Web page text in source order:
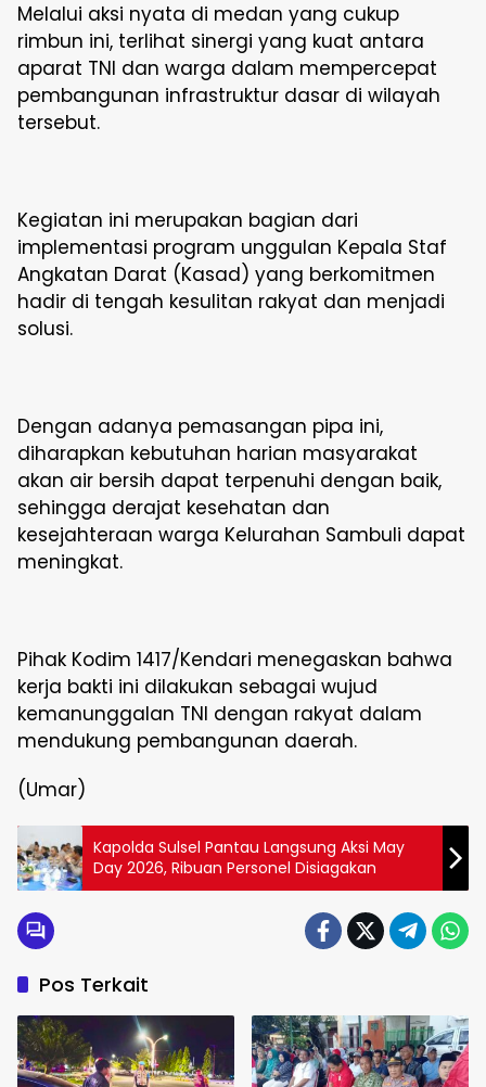
Melalui aksi nyata di medan yang cukup
rimbun ini, terlihat sinergi yang kuat antara
aparat TNI dan warga dalam mempercepat
pembangunan infrastruktur dasar di wilayah
tersebut.
Kegiatan ini merupakan bagian dari
implementasi program unggulan Kepala Staf
Angkatan Darat (Kasad) yang berkomitmen
hadir di tengah kesulitan rakyat dan menjadi
solusi.
Dengan adanya pemasangan pipa ini,
diharapkan kebutuhan harian masyarakat
akan air bersih dapat terpenuhi dengan baik,
sehingga derajat kesehatan dan
kesejahteraan warga Kelurahan Sambuli dapat
meningkat.
Pihak Kodim 1417/Kendari menegaskan bahwa
kerja bakti ini dilakukan sebagai wujud
kemanunggalan TNI dengan rakyat dalam
mendukung pembangunan daerah.
(Umar)
Kapolda Sulsel Pantau Langsung Aksi May
Day 2026, Ribuan Personel Disiagakan
Pos Terkait